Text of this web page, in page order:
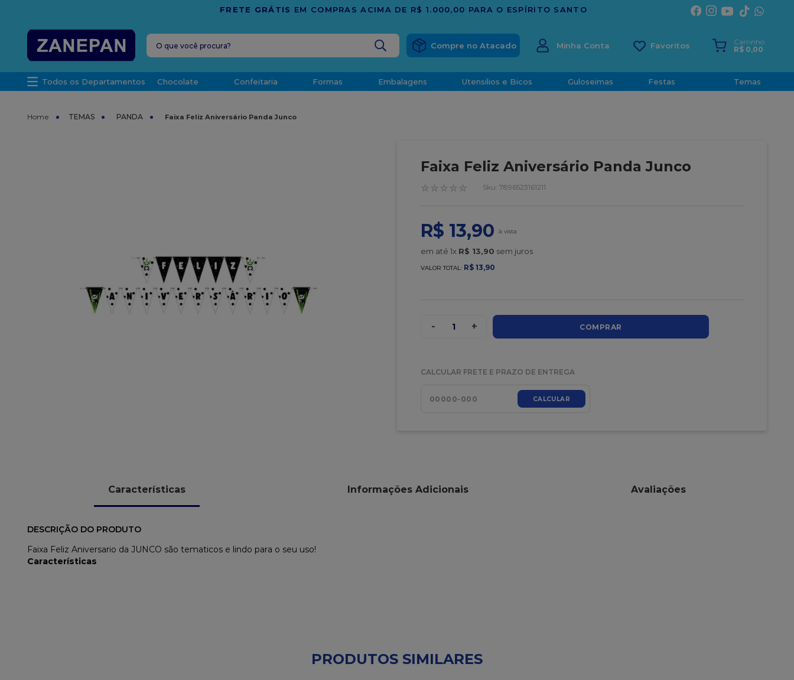
TRADIÇÃO E CONFIANÇA DESDE 2001
O que você procura?
Minha Conta
Carrinho
R$ 0,00
Todos os Departamentos Chocolate Confeitaria Formas Embalagens Utensilios e Bicos Guloseimas Festas Temas
TEMAS PANDA Faixa Feliz Aniversário Panda Junco
Faixa Feliz Aniversário Panda Junco
☆ ☆ ☆ ☆ ☆ : 7896523161211
R$ 13,90
em até 1x R$ 13,90 sem juros
VALOR TOTAL: R$ 13,90
- 1 + COMPRAR
CALCULAR FRETE E PRAZO DE ENTREGA
CALCULAR
Características Informações Adicionais Avaliações
DESCRIÇÃO DO PRODUTO
Faixa Feliz Aniversario da JUNCO são tematicos e lindo para o seu uso!
Características
PRODUTOS SIMILARES
leite condensado
10º chocolate